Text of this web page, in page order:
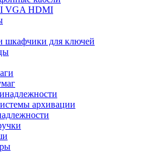
VGA HDMI
шкафчики для ключей
архивации